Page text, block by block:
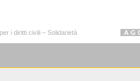
i diritti civili – Solidarietà A G